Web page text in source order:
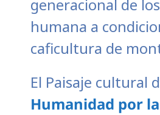
generacional de
humana a
caficultura de
El Paisaje cultural
Humanidad por la